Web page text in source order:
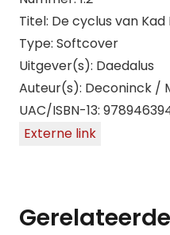
Titel: De cyclus van Kad
Type: Softcover
Uitgever(s): Daedalus
Auteur(s): Deconinck /
UAC/ISBN-13:
Externe link